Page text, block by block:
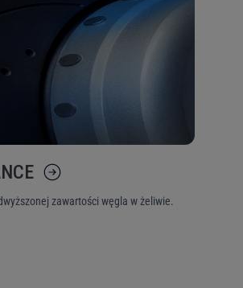
zawartości węgla w żeliwie.